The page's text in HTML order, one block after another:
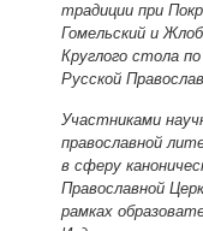
традиции при
Гомельский и
Круглого стола
Русской
Участниками
православной
в сферу
Православной
рамках